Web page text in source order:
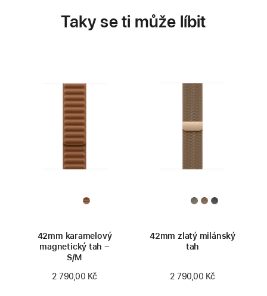
Taky se ti může líbit
42mm karamelový
magnetický tah –
S/M
2 790,00 Kč
42mm zlatý milánský
tah
2 790,00 Kč